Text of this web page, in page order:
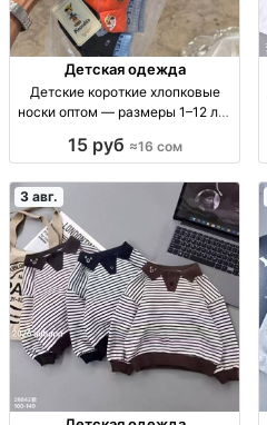
Детская одежда
Детские короткие хлопковые
носки оптом — размеры 1–12 лет
4–8, 8–12 лет, уп. 10 шт.
15 руб ≈16 сом
3 авг.